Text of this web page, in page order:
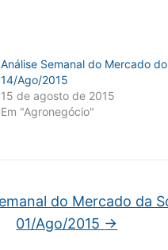
Análise Semanal do Mercado
14/Ago/2015
15 de agosto de 2015
Em "Agronegócio"
do Mercado da
01/Ago/2015 →